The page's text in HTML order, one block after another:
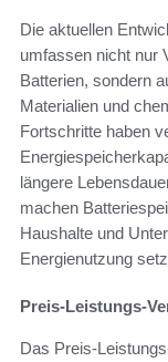
Die aktuellen
umfassen nicht nur
Batterien, sondern
Materialien und
Fortschritte haben
längere
machen
Haushalte und
Energienutzung
Preis-Leistungs-
Das Preis-